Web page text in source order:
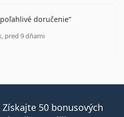
doručenie
pred 9 dňami
4 z 5
50 bonusových